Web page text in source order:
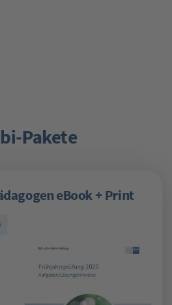
Pakete
eBook + Print